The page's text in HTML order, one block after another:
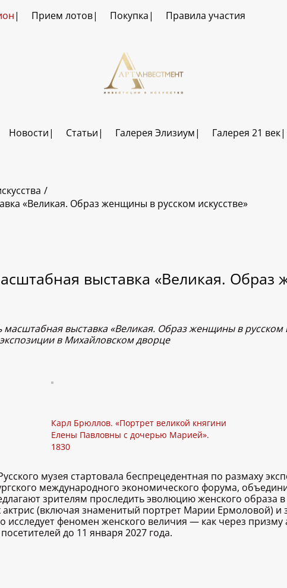
Прием лотов Покупка Правила участия
Новости Статьи Галерея Элизиум Галерея 21 век
«Великая. Образ женщины в русском искусстве»
выставка «Великая.
выставка «Великая. Образ женщины в русском
в Михайловском дворце
Карл Брюллов. «Портрет великой княгини
Елены Павловны с дочерью Марией».
1830
музея стартовала беспрецедентная по размаху
международного экономического форума,
зрителям проследить эволюцию женского образа в
(включая знаменитый портрет Марии Ермоловой) и
исследует феномен женского величия — как через
до 11 января 2027 года.